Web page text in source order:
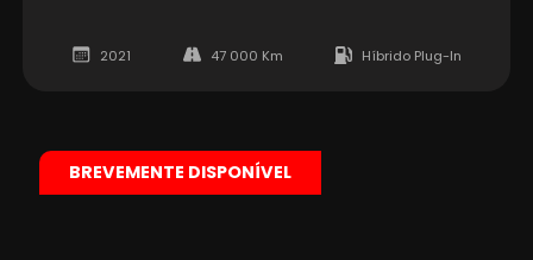
2021 47 000 Km Híbrido Plug-In
BREVEMENTE DISPONÍVEL